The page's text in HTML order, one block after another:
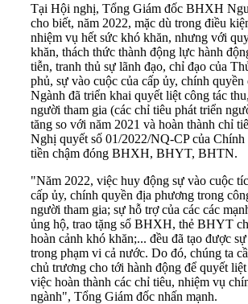
Tại Hội nghị, Tổng Giám đốc BHXH
cho biết, năm 2022, mặc dù trong điều
nhiệm vụ hết sức khó khăn, nhưng với
khăn, thách thức thành động lực hành
tiễn, tranh thủ sự lãnh đạo, chỉ đạo của
phủ, sự vào cuộc của cấp ủy, chính quyền
Ngành đã triển khai quyết liệt công tác
người tham gia (các chỉ tiêu phát triển
tăng so với năm 2021 và hoàn thành chỉ
Nghị quyết số 01/2022/NQ-CP của Chính
tiền chậm đóng BHXH, BHYT, BHTN.
"Năm 2022, việc huy động sự vào cuộc
cấp ủy, chính quyền địa phương trong
người tham gia; sự hỗ trợ của các các
ủng hộ, trao tặng sổ BHXH, thẻ BHYT
hoàn cảnh khó khăn;... đều đã tạo được
trong phạm vi cả nước. Do đó, chúng ta
chủ trương cho tới hành động để quyết
việc hoàn thành các chỉ tiêu, nhiệm vụ
ngành", Tổng Giám đốc nhấn mạnh.